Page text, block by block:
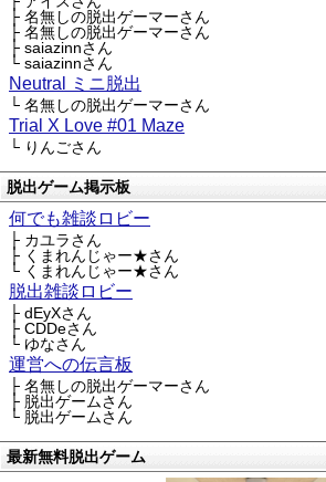
├ 名無しの脱出ゲーマーさん
├ 名無しの脱出ゲーマーさん
├ saiazinnさん
└ saiazinnさん
Neutral ミニ脱出
└ 名無しの脱出ゲーマーさん
Trial X Love #01 Maze
└ りんごさん
脱出ゲーム掲示板
何でも雑談ロビー
├ カユラさん
├ くまれんじゃー★さん
└ くまれんじゃー★さん
脱出雑談ロビー
├ dEyXさん
├ CDDeさん
└ ゆなさん
運営への伝言板
├ 名無しの脱出ゲーマーさん
├ 脱出ゲームさん
└ 脱出ゲームさん
最新無料脱出ゲーム